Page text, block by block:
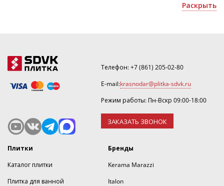
Испанская плитка - для отделки жилых и офисныхРаскрыть
Телефон:+7 (861) 205-02-80
E-mail:krasnodar@plitka-sdvk.ru
Режим работы: Пн-Вскр 09:00-18:00
ЗАКАЗАТЬ ЗВОНОК
Плитки
Каталог плитки
Плитка для ванной
Бренды
Kerama Marazzi
Italon